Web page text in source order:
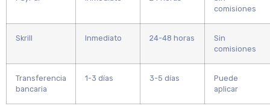
comisiones
Skrill Inmediato 24-48 horas
Sin
comisiones
Transferencia
bancaria
1-3 días 3-5 días
Puede
aplicar